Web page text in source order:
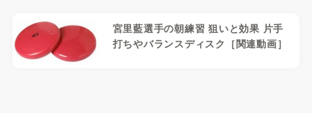
宮里藍選手の朝練習 狙いと効果 片手
打ちやバランスディスク［関連動画］